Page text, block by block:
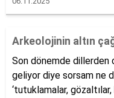
Arkeolojinin altın
Son dönemde dillerden
geliyor diye sorsam ne
‘tutuklamalar, gözaltılar,